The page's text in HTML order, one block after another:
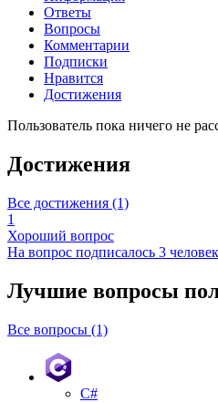
Ответы
Вопросы
Комментарии
Подписки
Нравится
Достижения
Пользователь пока ничего не
Достижения
Все достижения (1)
1
Хороший вопрос
На вопрос подписалось 3
Лучшие вопросы
Все вопросы (1)
C#